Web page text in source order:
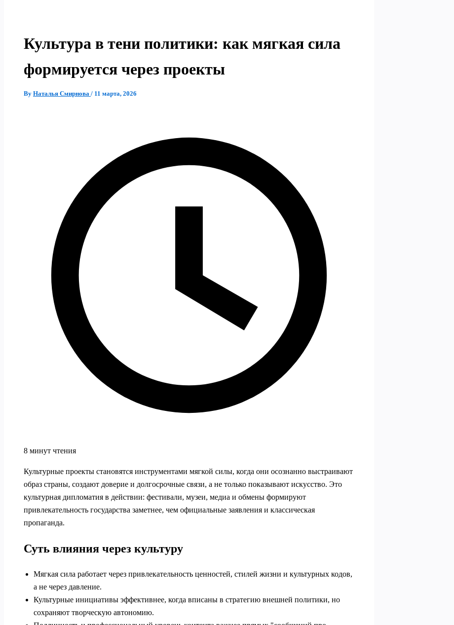
Культура в тени политики: как мягкая сила
формируется через проекты
By Наталья Смирнова / 11 марта, 2026
8 минут чтения
Культурные проекты становятся инструментами мягкой силы, когда они осознанно выстраивают
образ страны, создают доверие и долгосрочные связи, а не только показывают искусство. Это
культурная дипломатия в действии: фестивали, музеи, медиа и обмены формируют
привлекательность государства заметнее, чем официальные заявления и классическая
пропаганда.
Суть влияния через культуру
Мягкая сила работает через привлекательность ценностей, стилей жизни и культурных кодов,
а не через давление.
Культурные инициативы эффективнее, когда вписаны в стратегию внешней политики, но
сохраняют творческую автономию.